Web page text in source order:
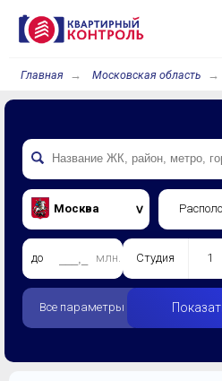
Главная Московская область
Москва
до млн. Студия 1
Все параметры